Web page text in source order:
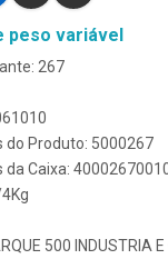
peso variável
267
do Produto: 5000267
da Caixa:
500 INDUSTRIA